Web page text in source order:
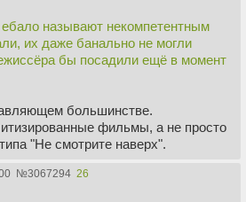
называют некомпетентным
их даже банально не могли
бы посадили ещё в момент
большинстве.
фильмы, а не просто
"Не смотрите наверх".
№3067294 26